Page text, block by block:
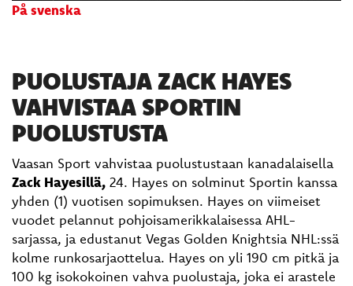
På svenska
PUOLUSTAJA ZACK HAYES
VAHVISTAA SPORTIN
PUOLUSTUSTA
Vaasan Sport vahvistaa puolustustaan kanadalaisella
Zack Hayesillä, 24. Hayes on solminut Sportin kanssa
yhden (1) vuotisen sopimuksen. Hayes on viimeiset
vuodet pelannut pohjoisamerikkalaisessa AHL-
sarjassa, ja edustanut Vegas Golden Knightsia NHL:ssä
kolme runkosarjaottelua. Hayes on yli 190 cm pitkä ja
100 kg isokokoinen vahva puolustaja, joka ei arastele